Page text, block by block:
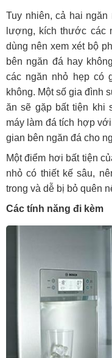
Tuy nhiên, cả hai
lượng, kích thước các
dùng nên xem xét bộ
bên ngăn đá hay
các ngăn nhỏ hẹp có
không. Một số gia đình
ăn sẽ gặp bất tiện khi
máy làm đá tích hợp
gian bên ngăn đá cho
Một điểm hơi bất tiện
nhỏ có thiết kế sâu,
trong và dễ bị bỏ quên
Các tính năng đi kèm